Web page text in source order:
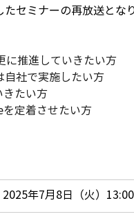
セミナーの再放送とな
に推進していきたい方
自社で実施したい方
きたい方
を定着させたい方
2025年7月8日（火）